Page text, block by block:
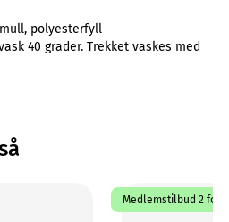
polyesterfyll
40 grader. Trekket vaskes med
Medlemstilbud 2 for 1